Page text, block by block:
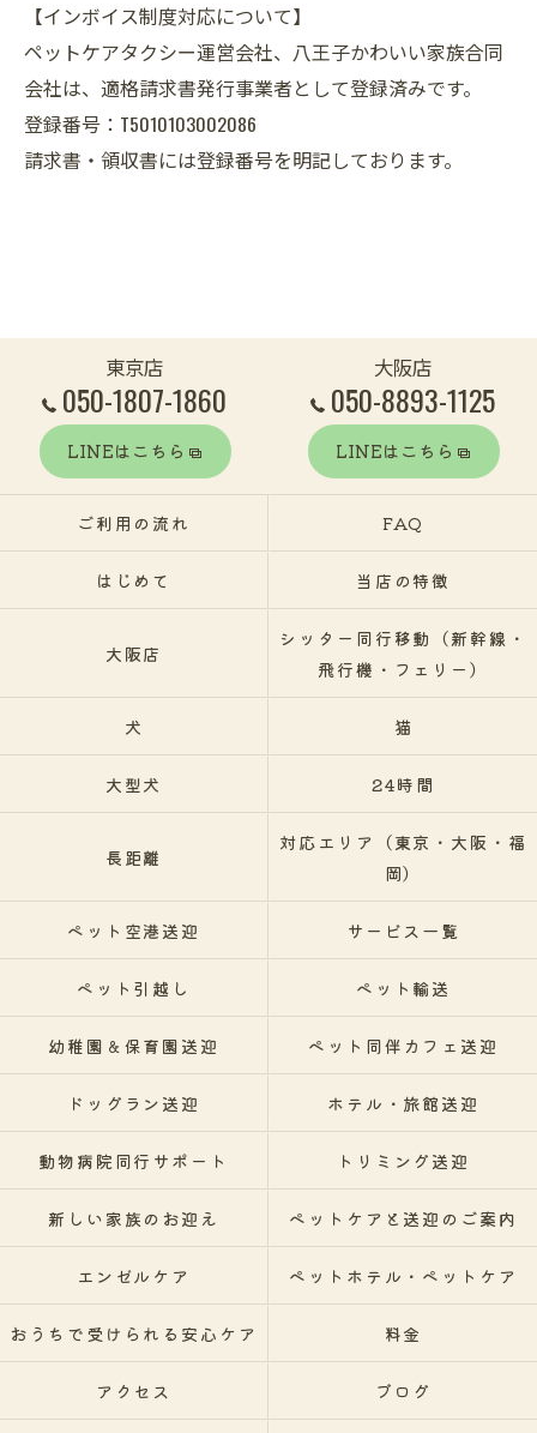
【インボイス制度対応について】
ペットケアタクシー運営会社、八王子かわいい家族合同
会社は、適格請求書発行事業者として登録済みです。
登録番号：T5010103002086
請求書・領収書には登録番号を明記しております。
東京店
050-1807-1860
LINEはこちら
大阪店
050-8893-1125
LINEはこちら
ご利用の流れ FAQ
はじめて 当店の特徴
大阪店
シッター同行移動（新幹線・
飛行機・フェリー）
犬 猫
大型犬 24時間
長距離
対応エリア（東京・大阪・福
岡）
ペット空港送迎 サービス一覧
ペット引越し ペット輸送
幼稚園＆保育園送迎 ペット同伴カフェ送迎
ドッグラン送迎 ホテル・旅館送迎
動物病院同行サポート トリミング送迎
新しい家族のお迎え ペットケアと送迎のご案内
エンゼルケア ペットホテル・ペットケア
おうちで受けられる安心ケア 料金
アクセス ブログ